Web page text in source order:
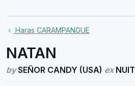
Haras CARAMPANGUE
NATAN
bySEÑOR CANDY (USA) exNUIT